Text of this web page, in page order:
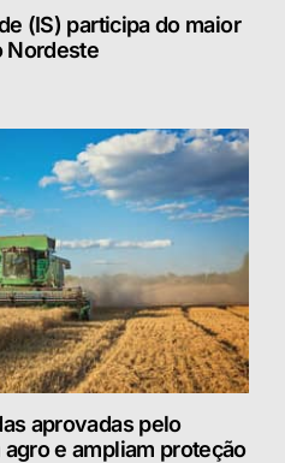
(IS) participa do maior
Nordeste
aprovadas pelo
e ampliam proteção